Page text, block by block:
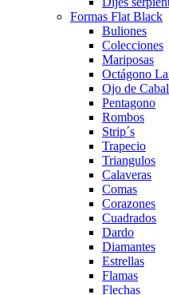
Formas Flat Black
Buliones
Colecciones
Mariposas
Octágono
Ojo de
Pentagono
Rombos
Strip´s
Trapecio
Triangulos
Calaveras
Comas
Corazones
Cuadrados
Dardo
Diamantes
Estrellas
Flamas
Flechas